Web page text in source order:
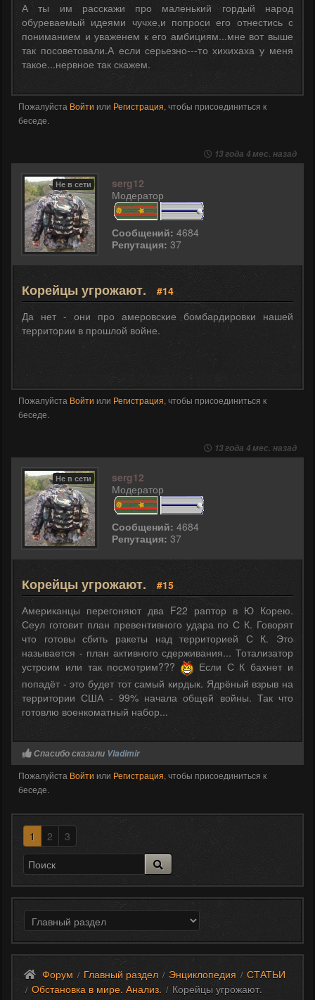
А ты им расскажи про маленький гордый народ
обуреваемый идеями чучхе,и попроси его отнестись с
пониманием и уваженем к его амбициям...мне вот выше
так посоветовали.А если серьезно---то хихихаха у меня
такое...нервное так скажем.
Пожалуйста Войти или Регистрация, чтобы присоединиться к
беседе.
13 года 4 мес. назад
Не в сети
serg12
Модератор
Сообщений: 4684
Репутация: 37
Корейцы угрожают.
#14
Да нет - они про амеровские бомбардировки нашей
территории в прошлой войне.
Пожалуйста Войти или Регистрация, чтобы присоединиться к
беседе.
13 года 4 мес. назад
Не в сети
serg12
Модератор
Сообщений: 4684
Репутация: 37
Корейцы угрожают.
#15
Американцы перегоняют два F22 раптор в Ю Корею.
Сеул готовит план превентивного удара по С К. Говорят
что готовы сбить ракеты над территорией С К. Это
называется - план активного сдерживания... Тотализатор
устроим или так посмотрим???
Если С К бахнет и
попадёт - это будет тот самый кирдык. Ядрёный взрыв на
территории США - 99% начала общей войны. Так что
готовлю военкоматный набор...
Спасибо сказали Vladimir
Пожалуйста Войти или Регистрация, чтобы присоединиться к
беседе.
1 2 3
Форум / Главный раздел / Энциклопедия / СТАТЬИ
/ Обстановка в мире. Анализ. / Корейцы угрожают.